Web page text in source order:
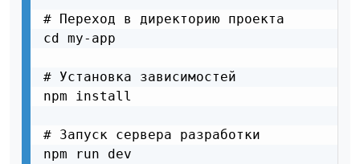
# Переход в директорию проекта
cd my-app
# Установка зависимостей
npm install
# Запуск сервера разработки
npm run dev